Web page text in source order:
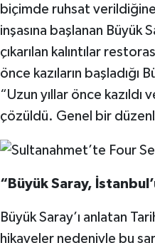
biçimde ruhsat
inşasına başlanan Büyük
çıkarılan kalıntılar
önce kazıların başladığı
“Uzun yıllar önce
çözüldü. Genel bir
“Büyük Saray,
Büyük Saray’ı anlatan
hikayeler nedeniyle bu